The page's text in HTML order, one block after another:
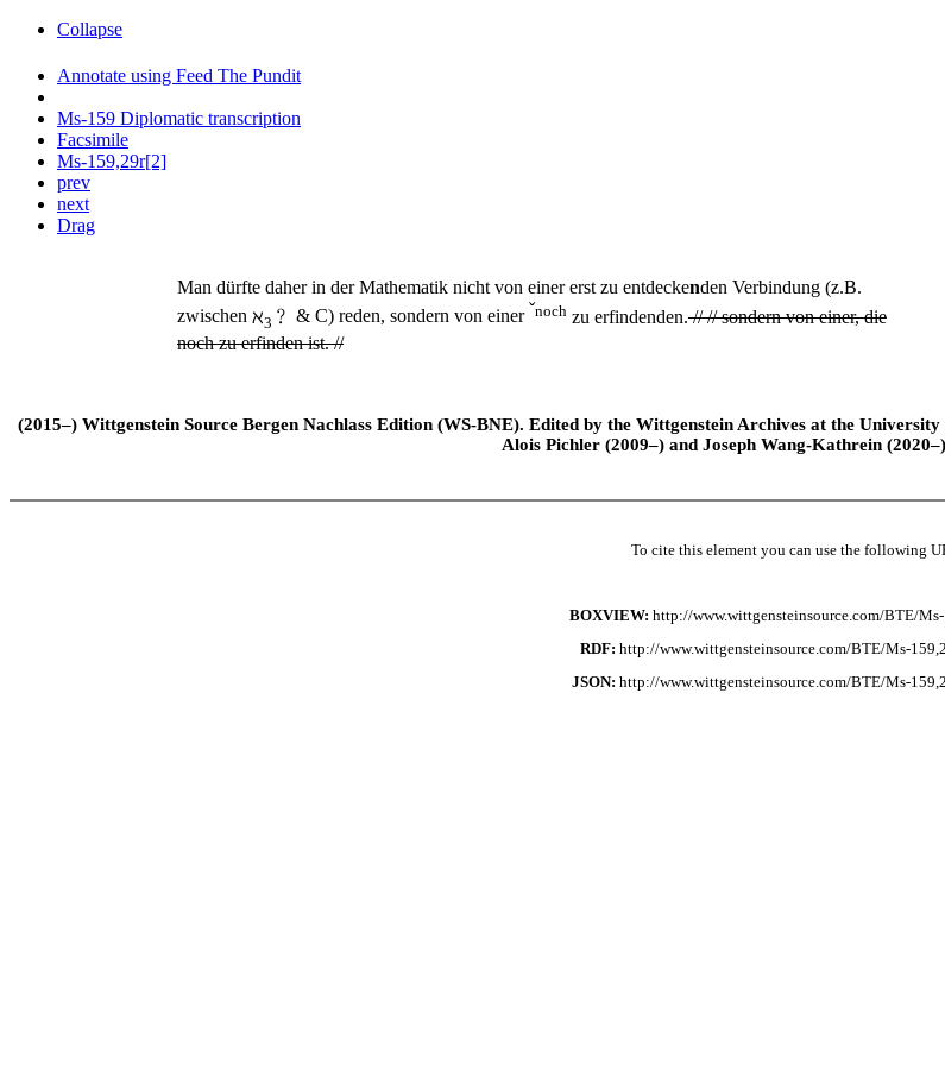
Collapse
Annotate using Feed The Pundit
Ms-159 Diplomatic transcription
Facsimile
Ms-159,29r[2]
prev
next
Drag
Man dürfte daher in der Mathematik nicht von einer erst zu entdeckenden Verbindung (z.B.
zwischen ℵ3 ﹖ & C) reden, sondern von einerˇnoch zu erfindenden.//// sondern von einer, die
noch zu erfinden ist. //
(2015–) Wittgenstein Source Bergen Nachlass Edition (WS-BNE). Edited by the Wittgenstein Archives at the
Alois Pichler (2009–) and Joseph Wang-Kathrein
To cite this element you can use the following
BOXVIEW: http://www.wittgensteinsource.com/BTE/
RDF: http://www.wittgensteinsource.com/BTE/Ms-
JSON: http://www.wittgensteinsource.com/BTE/Ms-